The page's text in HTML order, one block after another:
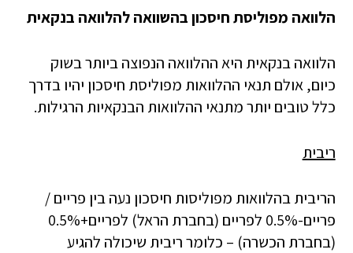
הלוואה מפוליסת חיסכון בהשוואה להלוואה בנקאית
הלוואה בנקאית היא ההלוואה הנפוצה ביותר בשוק
כיום, אולם תנאי ההלוואות מפוליסת חיסכון יהיו בדרך
כלל טובים יותר מתנאי ההלוואות הבנקאיות הרגילות.
ריבית
הריבית בהלוואות מפוליסות חיסכון נעה בין פריים /
פריים-0.5% לפריים (בחברת הראל) לפריים+0.5%
(בחברת הכשרה) – כלומר ריבית שיכולה להגיע